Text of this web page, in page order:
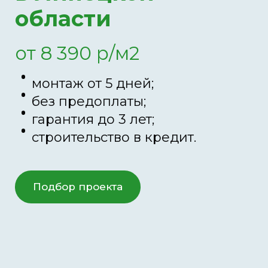
области
от 8 390 р/м2
монтаж от 5 дней;
без предоплаты;
гарантия до 3 лет;
строительство в кредит.
Подбор проекта